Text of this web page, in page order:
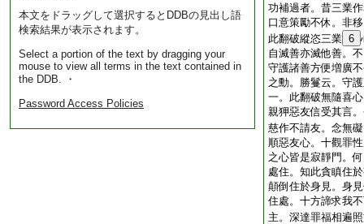
本文をドラッグして選択するとDDBの見出し語
検索結果が表示されます。
Select a portion of the text by dragging your
mouse to view all terms in the text contained in
the DDB. ・
Password Access Policies
功補過者。昔三業
口意策勵不休。非
此翻破縱恣三業 6
自滅善亦滅他善。
守護諸善方便増廣
之勳。勝鬘云。守
一。此翻破無隨喜
親狎惡友信受其言
慈作不請友。念無
順惡友心。十觀罪
之心皆是寂靜門。
處住。知此貪瞋住
顛倒住於身見。身
住處。十方諦求我
主。深達罪福相遍